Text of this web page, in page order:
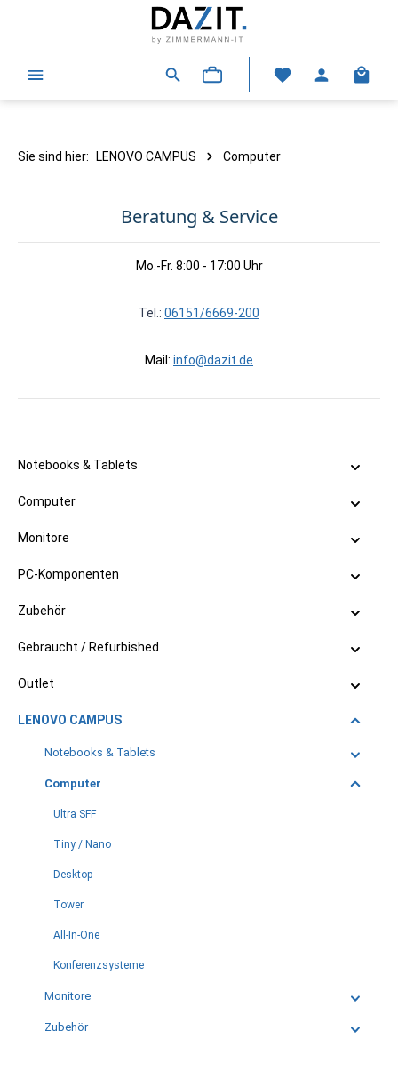
Sie sind hier: LENOVO CAMPUS Computer
Beratung & Service
Mo.-Fr. 8:00 - 17:00 Uhr
Tel.: 06151/6669-200
Mail: info@dazit.de
Notebooks & Tablets
Computer
Monitore
PC-Komponenten
Zubehör
Gebraucht / Refurbished
Outlet
LENOVO CAMPUS
Notebooks & Tablets
Computer
Ultra SFF
Tiny / Nano
Desktop
Tower
All-In-One
Konferenzsysteme
Monitore
Zubehör